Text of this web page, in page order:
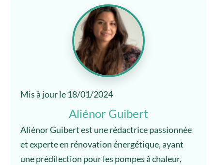
Mis à jour le 18/01/2024
Aliénor Guibert
Aliénor Guibert est une rédactrice passionnée
et experte en rénovation énergétique, ayant
une prédilection pour les pompes à chaleur,